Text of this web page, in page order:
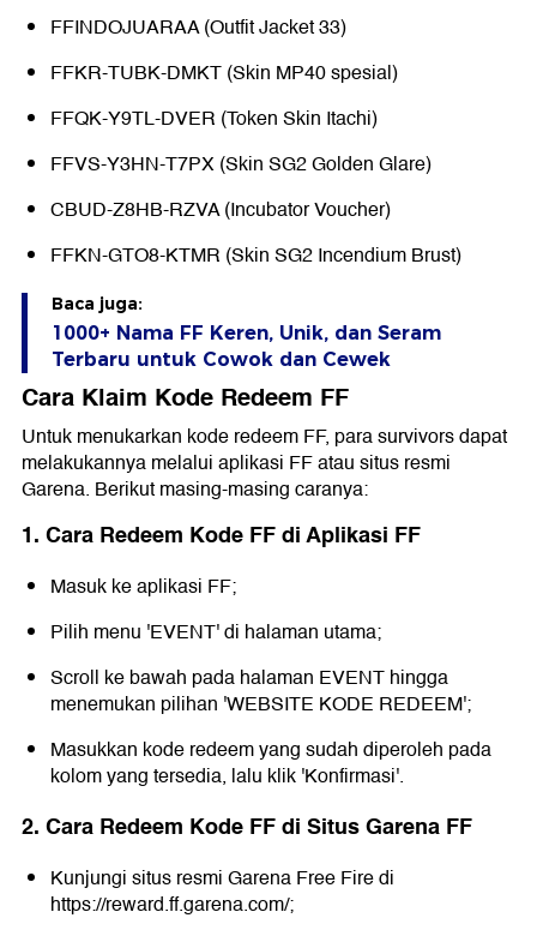
FFINDOJUARAA (Outfit Jacket 33)
FFKR-TUBK-DMKT (Skin MP40 spesial)
FFQK-Y9TL-DVER (Token Skin Itachi)
FFVS-Y3HN-T7PX (Skin SG2 Golden Glare)
CBUD-Z8HB-RZVA (Incubator Voucher)
FFKN-GTO8-KTMR (Skin SG2 Incendium Brust)
Baca juga:
1000+ Nama FF Keren, Unik, dan Seram
Terbaru untuk Cowok dan Cewek
Cara Klaim Kode Redeem FF
Untuk menukarkan kode redeem FF, para survivors dapat
melakukannya melalui aplikasi FF atau situs resmi
Garena. Berikut masing-masing caranya:
1. Cara Redeem Kode FF di Aplikasi FF
Masuk ke aplikasi FF;
Pilih menu 'EVENT' di halaman utama;
Scroll ke bawah pada halaman EVENT hingga
menemukan pilihan 'WEBSITE KODE REDEEM';
Masukkan kode redeem yang sudah diperoleh pada
kolom yang tersedia, lalu klik 'Konfirmasi'.
2. Cara Redeem Kode FF di Situs Garena FF
Kunjungi situs resmi Garena Free Fire di
https://reward.ff.garena.com/;